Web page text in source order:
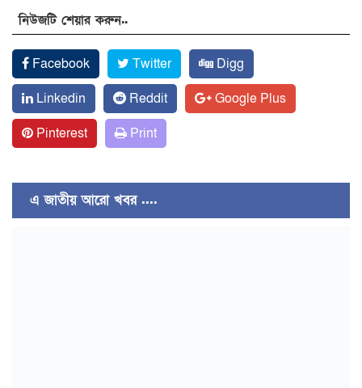
নিউজটি শেয়ার করুন..
Facebook Twitter
Digg
Linkedin
Reddit
Google Plus
Pinterest
Print
এ জাতীয় আরো খবর ....